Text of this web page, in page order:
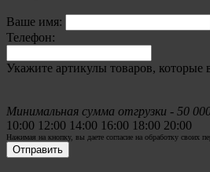
Ваше имя:
Телефон:
Укажите артикулы товаров,
Минимальная сумма отгрузки - 50
10:00 12:00 14:00 16:00 18:00 20:00
Нажимая на кнопку, вы даете согласие на обработку своих